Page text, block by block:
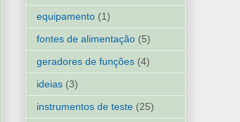
equipamento (1)
fontes de alimentação (5)
geradores de funções (4)
ideias (3)
instrumentos de teste (25)